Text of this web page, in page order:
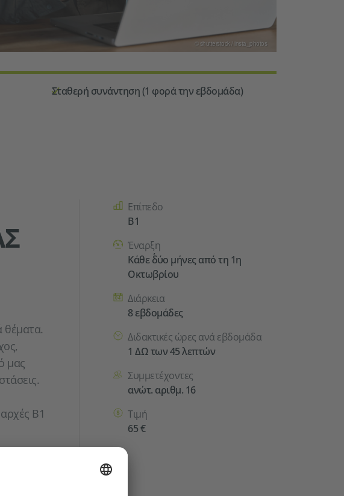
Σταθερή συνάντηση (1 φορά την εβδομάδα)
© shutterstock / insta_photos
θέματα.
μας
B1
Kursdetails
Επίπεδο
Β1
Έναρξη
Κάθε δ΄ύο μήνες από τη 1η
Οκτωβρίου
Διάρκεια
8 εβδομάδες
Διδακτικές ώρες ανά εβδομάδα
1 ΔΩ των 45 λεπτών
Συμμετέχοντες
ανώτ. αριθμ. 16
Τιμή
65 €